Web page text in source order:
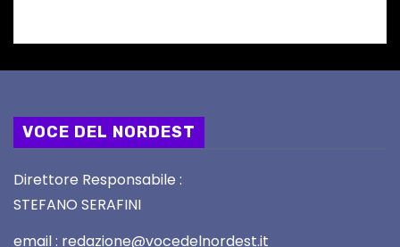
VOCE DEL NORDEST
Direttore Responsabile :
STEFANO SERAFINI
email : redazione@vocedelnordest.it